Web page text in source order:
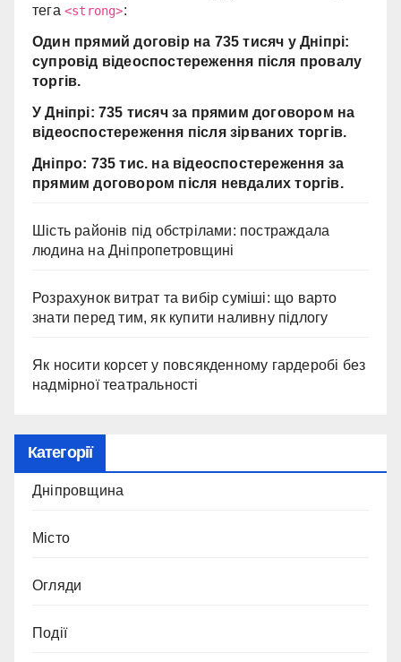
тега <strong>:
Один прямий договір на 735 тисяч у Дніпрі:
супровід відеоспостереження після провалу
торгів.
У Дніпрі: 735 тисяч за прямим договором на
відеоспостереження після зірваних торгів.
Дніпро: 735 тис. на відеоспостереження за
прямим договором після невдалих торгів.
Шість районів під обстрілами: постраждала
людина на Дніпропетровщині
Розрахунок витрат та вибір суміші: що варто
знати перед тим, як купити наливну підлогу
Як носити корсет у повсякденному гардеробі без
надмірної театральності
Категорії
Дніпровщина
Місто
Огляди
Події